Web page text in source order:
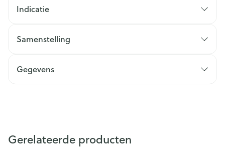
Indicatie
Samenstelling
Gegevens
Gerelateerde producten